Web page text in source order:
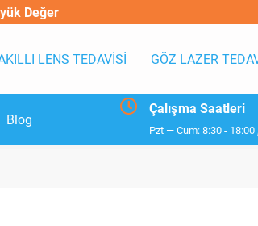
Değer
LENS TEDAVİSİ GÖZ LAZER
Blog
Çalışma Saatleri
Pzt — Cum: 8:30 - 18:00